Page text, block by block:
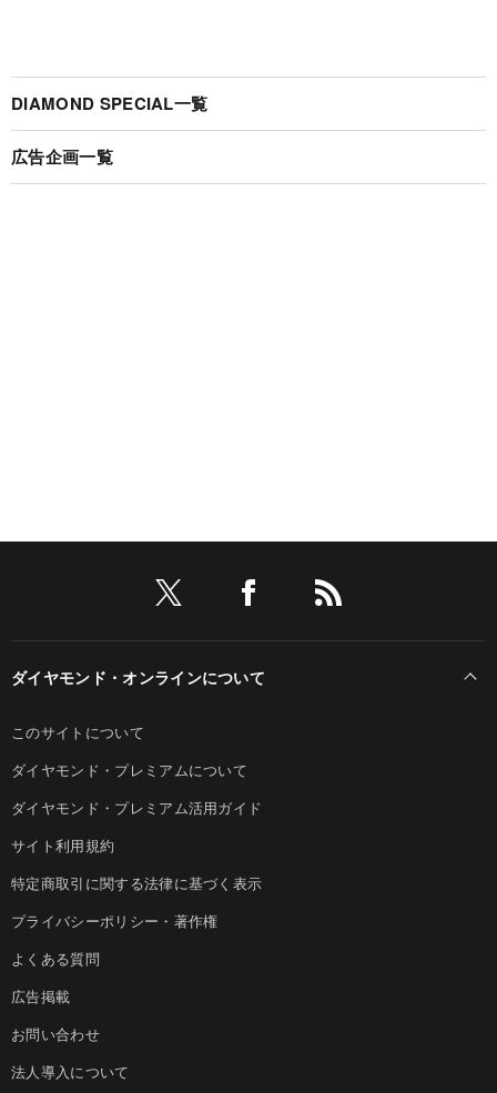
DIAMOND SPECIAL一覧
広告企画一覧
ダイヤモンド・オンラインについて
このサイトについて
ダイヤモンド・プレミアムについて
ダイヤモンド・プレミアム活用ガイド
サイト利用規約
特定商取引に関する法律に基づく表示
プライバシーポリシー・著作権
よくある質問
広告掲載
お問い合わせ
法人導入について